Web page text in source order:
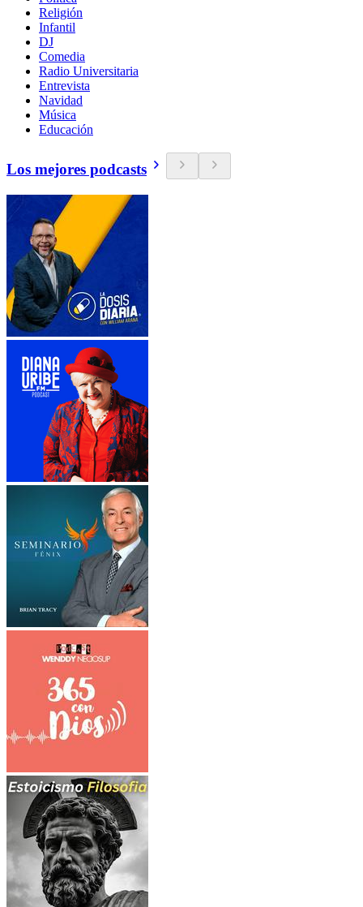
Religión
Infantil
DJ
Comedia
Radio Universitaria
Entrevista
Navidad
Música
Educación
Los mejores podcasts